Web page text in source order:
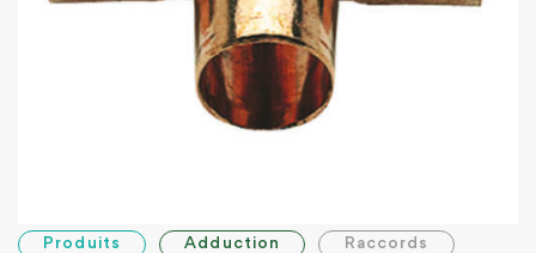
Produits Adduction Raccords